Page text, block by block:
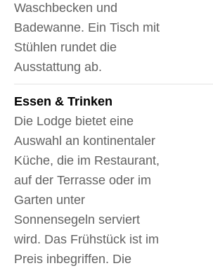
Waschbecken und
Badewanne. Ein Tisch mit
Stühlen rundet die
Ausstattung ab.
Essen & Trinken
Die Lodge bietet eine
Auswahl an kontinentaler
Küche, die im Restaurant,
auf der Terrasse oder im
Garten unter
Sonnensegeln serviert
wird. Das Frühstück ist im
Preis inbegriffen. Die